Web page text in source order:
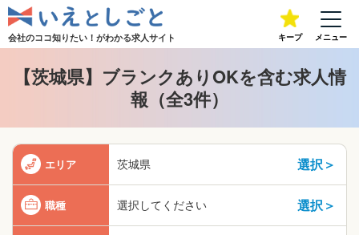
会社のココ知りたい！がわかる求人サイト キープ メニュー
【茨城県】ブランクありOKを含む求人情
報（全3件）
エリア 茨城県 選択＞
職種 選択してください 選択＞